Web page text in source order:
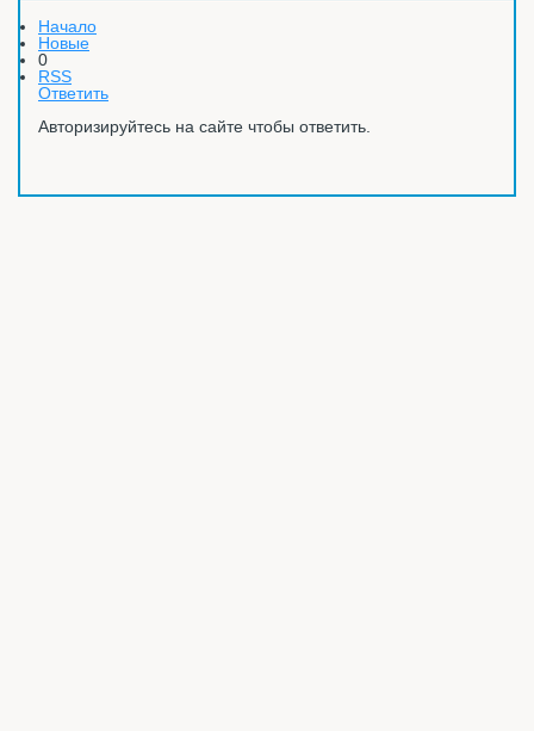
Начало
Новые
0
RSS
Ответить
Авторизируйтесь на сайте чтобы ответить.